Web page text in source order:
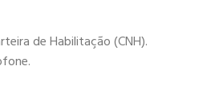
de Habilitação (CNH).